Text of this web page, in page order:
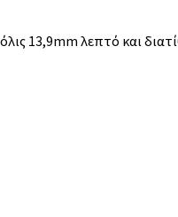
13,9mm λεπτό και